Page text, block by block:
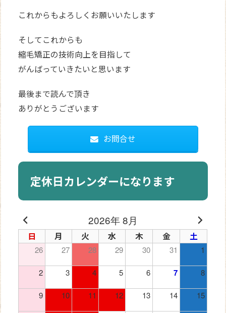
これからもよろしくお願いいたします
そしてこれからも
縮毛矯正の技術向上を目指して
がんばっていきたいと思います
最後まで読んで頂き
ありがとうございます
お問合せ
定休日カレンダーになります
2026年 8月
日 月 火 水 木 金 土
26 27 28 29 30 31 1
2 3 4 5 6 7 8
9 10 11 12 13 14 15